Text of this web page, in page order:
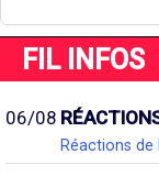
FIL INFOS
06/08
Réactions